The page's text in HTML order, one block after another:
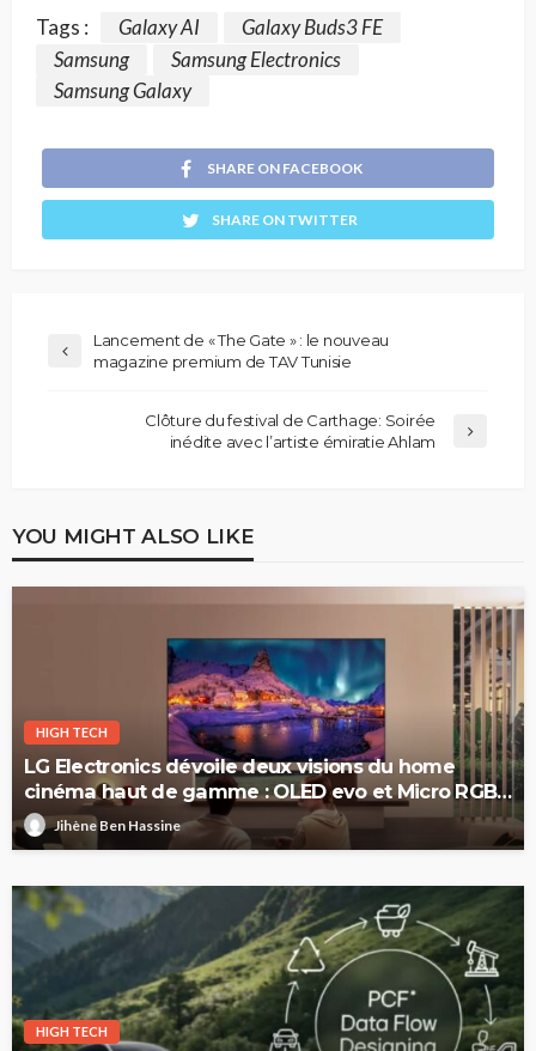
Tags : Galaxy AI
Galaxy Buds3 FE
Samsung
Samsung Electronics
Samsung Galaxy
SHARE ON FACEBOOK
SHARE ON TWITTER
Lancement de « The Gate » : le nouveau
magazine premium de TAV Tunisie
Clôture du festival de Carthage: Soirée
inédite avec l’artiste émiratie Ahlam
YOU MIGHT ALSO LIKE
HIGH TECH
LG Electronics dévoile deux visions du home
cinéma haut de gamme : OLED evo et Micro RGB
evoJihène Ben Hassine
HIGH TECH